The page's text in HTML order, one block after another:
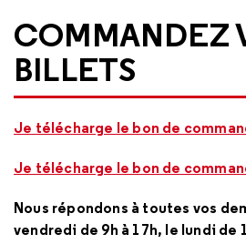
COMMANDEZ
BILLETS
Je télécharge le bon de
Je télécharge le bon de
Nous répondons à toutes vos
vendredi de 9h à 17h, le lundi de